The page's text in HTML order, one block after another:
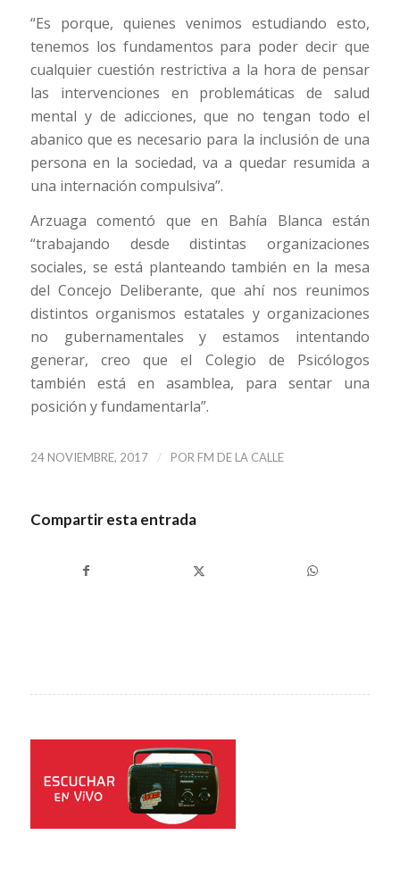
“Es porque, quienes venimos estudiando esto,
tenemos los fundamentos para poder decir que
cualquier cuestión restrictiva a la hora de pensar
las intervenciones en problemáticas de salud
mental y de adicciones, que no tengan todo el
abanico que es necesario para la inclusión de una
persona en la sociedad, va a quedar resumida a
una internación compulsiva”.
Arzuaga comentó que en Bahía Blanca están
“trabajando desde distintas organizaciones
sociales, se está planteando también en la mesa
del Concejo Deliberante, que ahí nos reunimos
distintos organismos estatales y organizaciones
no gubernamentales y estamos intentando
generar, creo que el Colegio de Psicólogos
también está en asamblea, para sentar una
posición y fundamentarla”.
24 NOVIEMBRE, 2017 / POR FM DE LA CALLE
Compartir esta entrada